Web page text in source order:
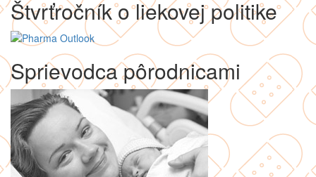
Štvrťročník o liekovej politike
Sprievodca pôrodnicami